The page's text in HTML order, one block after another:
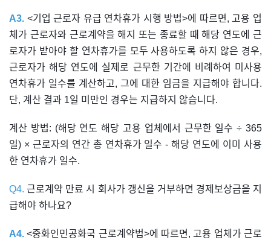
A3. <기업 근로자 유급 연차휴가 시행 방법>에 따르면, 고용 업
체가 근로자와 근로계약을 해지 또는 종료할 때 해당 연도에 근
로자가 받아야 할 연차휴가를 모두 사용하도록 하지 않은 경우,
근로자가 해당 연도에 실제로 근무한 기간에 비례하여 미사용
연차휴가 일수를 계산하고, 그에 대한 임금을 지급해야 합니다.
단, 계산 결과 1일 미만인 경우는 지급하지 않습니다.
계산 방법: (해당 연도 해당 고용 업체에서 근무한 일수 ÷ 365
일) × 근로자의 연간 총 연차휴가 일수 - 해당 연도에 이미 사용
한 연차휴가 일수.
Q4. 근로계약 만료 시 회사가 갱신을 거부하면 경제보상금을 지
급해야 하나요?
A4. <중화인민공화국 근로계약법>에 따르면, 고용 업체가 근로